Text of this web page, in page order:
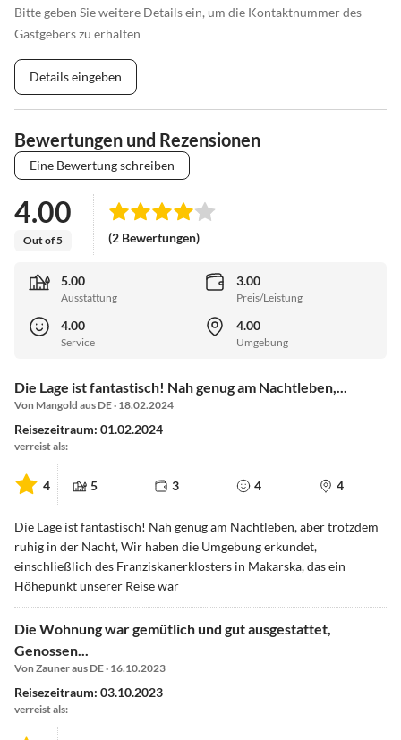
Bitte geben Sie weitere Details ein, um die Kontaktnummer des
Gastgebers zu erhalten
Details eingeben
Bewertungen und Rezensionen
Eine Bewertung schreiben
4.00
Out of 5 (2 Bewertungen)
5.00
Ausstattung
3.00
Preis/Leistung
4.00
Service
4.00
Umgebung
Die Lage ist fantastisch! Nah genug am Nachtleben,...
Von Mangold aus DE · 18.02.2024
Reisezeitraum: 01.02.2024
verreist als:
4 5 3 4 4
Die Lage ist fantastisch! Nah genug am Nachtleben, aber trotzdem
ruhig in der Nacht, Wir haben die Umgebung erkundet,
einschließlich des Franziskanerklosters in Makarska, das ein
Höhepunkt unserer Reise war
Die Wohnung war gemütlich und gut ausgestattet,
Genossen...
Von Zauner aus DE · 16.10.2023
Reisezeitraum: 03.10.2023
verreist als: